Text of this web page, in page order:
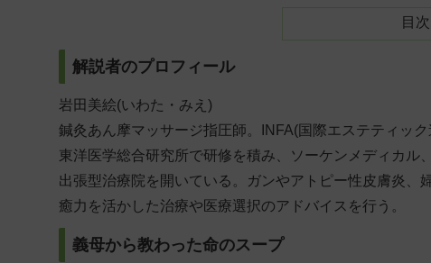
目次
解説者のプロフィール
岩田美絵(いわた・みえ)
鍼灸あん摩マッサージ指圧師。INFA(国際エステティッ
東洋医学総合研究所で研修を積み、ソーケンメディカ
出張型治療院を開いている。ガンやアトピー性皮膚炎
癒力を活かした治療や医療選択のアドバイスを行う。
義母から教わった命のスープ